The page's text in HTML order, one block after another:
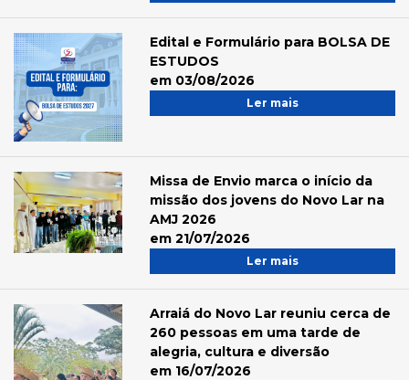
Edital e Formulário para BOLSA DE
ESTUDOS
em 03/08/2026
Ler mais
Missa de Envio marca o início da
missão dos jovens do Novo Lar na
AMJ 2026
em 21/07/2026
Ler mais
Arraiá do Novo Lar reuniu cerca de
260 pessoas em uma tarde de
alegria, cultura e diversão
em 16/07/2026